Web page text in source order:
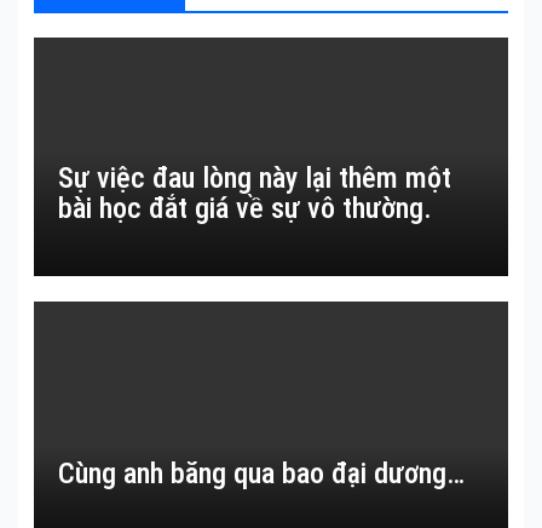
Sự việc đau lòng này lại thêm một
bài học đắt giá về sự vô thường.
Cùng anh băng qua bao đại dương…